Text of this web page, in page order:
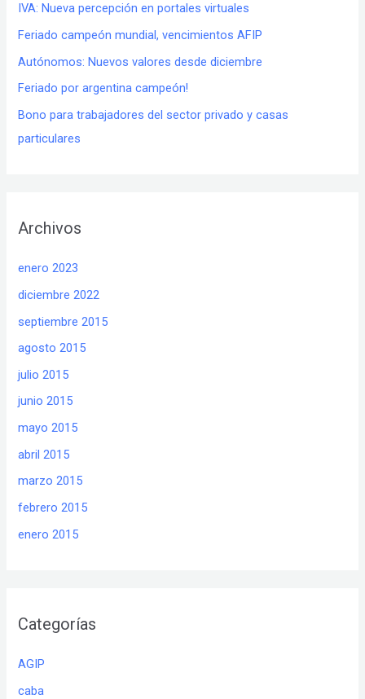
IVA: Nueva percepción en portales virtuales
Feriado campeón mundial, vencimientos AFIP
Autónomos: Nuevos valores desde diciembre
Feriado por argentina campeón!
Bono para trabajadores del sector privado y casas
particulares
Archivos
enero 2023
diciembre 2022
septiembre 2015
agosto 2015
julio 2015
junio 2015
mayo 2015
abril 2015
marzo 2015
febrero 2015
enero 2015
Categorías
AGIP
caba